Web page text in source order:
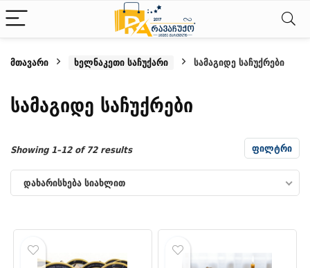
მთავარი ხელნაკეთი საჩუქარი სამაგიდე საჩუქრები
სამაგიდე საჩუქრები
ფილტრი
Showing 1–12 of 72 resultsSorted
by
დახარისხება სიახლით